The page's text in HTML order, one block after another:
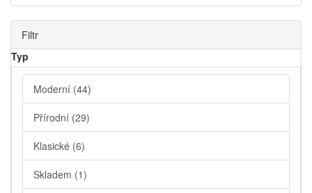
Filtr
Typ
Moderní (44)
Přírodní (29)
Klasické (6)
Skladem (1)